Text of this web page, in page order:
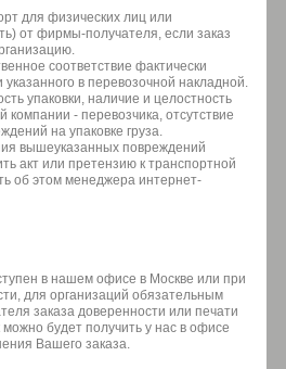
для физических лиц или
от фирмы-получателя, если заказ
соответствие фактически
указанного в перевозочной накладной.
упаковки, наличие и целостность
компании - перевозчика, отсутствие
на упаковке груза.
вышеуказанных повреждений
акт или претензию к транспортной
об этом менеджера интернет-
в нашем офисе в Москве или при
для организаций обязательным
заказа доверенности или печати
будет получить у нас в офисе
Вашего заказа.